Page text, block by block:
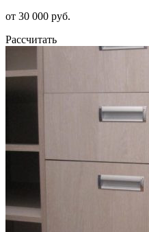
от 30 000 руб.
Рассчитать